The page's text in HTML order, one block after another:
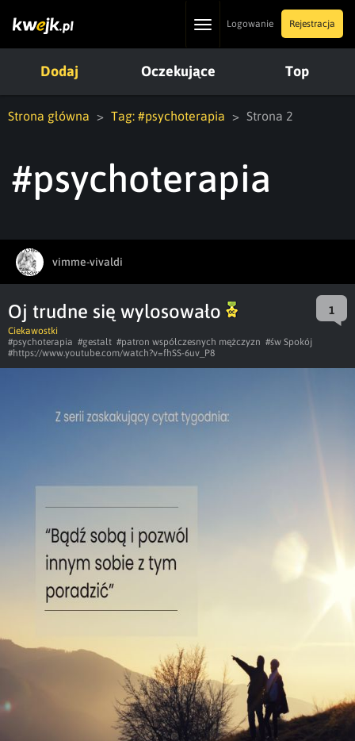
ToggleLogowanie Rejestracja
Dodaj Oczekujące Top
Strona główna Tag: #psychoterapia Strona 2
#psychoterapia
vimme-vivaldi
Oj trudne się wylosowało 1
Ciekawostki
#psychoterapia #gestalt #patron współczesnych mężczyzn #św Spokój
#https://www.youtube.com/watch?v=fhSS-6uv_P8